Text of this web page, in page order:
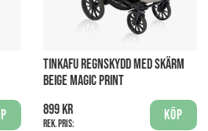
TINKAFU REGNSKYDD MED SKÄRM
BEIGE MAGIC PRINT
899 kr
Rek. pris:
Köp